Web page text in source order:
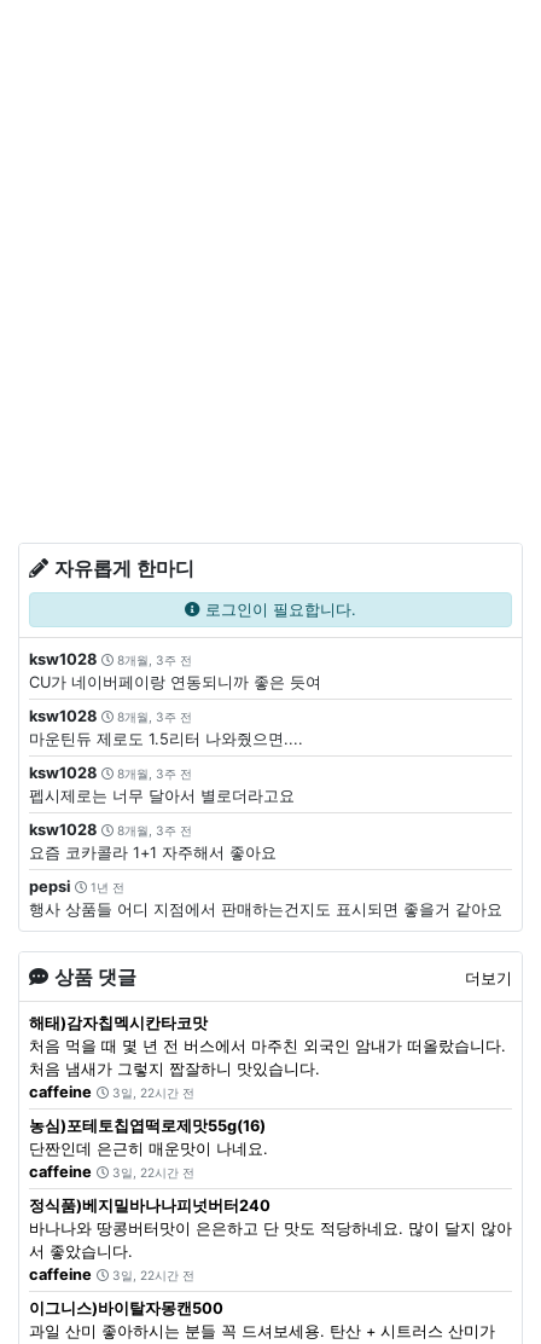
자유롭게 한마디
로그인이 필요합니다.
ksw1028 8개월, 3주 전
CU가 네이버페이랑 연동되니까 좋은 듯여
ksw1028
8개월, 3주 전
마운틴듀 제로도 1.5리터 나와줬으면....
ksw1028
8개월, 3주 전
펩시제로는 너무 달아서 별로더라고요
ksw1028
8개월, 3주 전
요즘 코카콜라 1+1 자주해서 좋아요
pepsi
1년 전
행사 상품들 어디 지점에서 판매하는건지도 표시되면 좋을거 같아요
상품 댓글 더보기
해태)감자칩멕시칸타코맛
처음 먹을 때 몇 년 전 버스에서 마주친 외국인 암내가 떠올랐습니다.
처음 냄새가 그렇지 짭잘하니 맛있습니다.
caffeine
3일, 22시간 전
농심)포테토칩엽떡로제맛55g(16)
단짠인데 은근히 매운맛이 나네요.
caffeine
3일, 22시간 전
정식품)베지밀바나나피넛버터240
바나나와 땅콩버터맛이 은은하고 단 맛도 적당하네요. 많이 달지 않아
서 좋았습니다.
caffeine
3일, 22시간 전
이그니스)바이탈자몽캔500
과일 산미 좋아하시는 분들 꼭 드셔보세용. 탄산 + 시트러스 산미가